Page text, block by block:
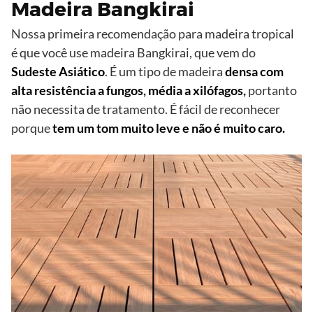
Madeira Bangkirai
Nossa primeira recomendação para madeira tropical
é que você use madeira Bangkirai, que vem do
Sudeste Asiático. É um tipo de madeiradensa com
alta resistência a fungos, média a xilófagos,portanto
não necessita de tratamento. É fácil de reconhecer
porquetem um tom muito leve e não é muito caro.